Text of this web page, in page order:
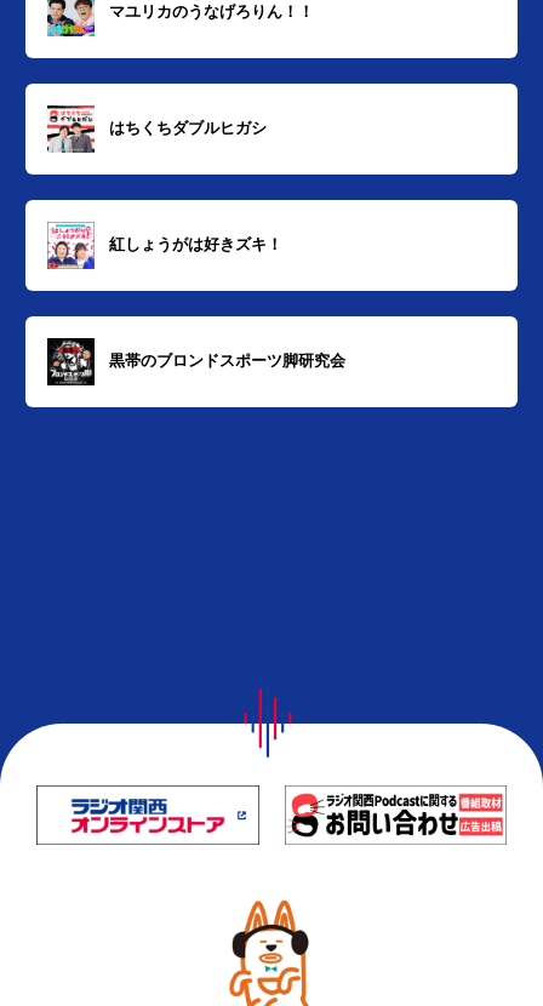
マユリカのうなげろりん！！
はちくちダブルヒガシ
紅しょうがは好きズキ！
黒帯のブロンドスポーツ脚研究会